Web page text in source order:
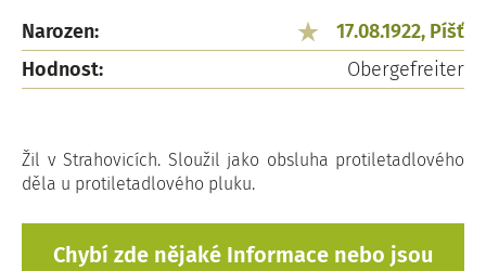
Narozen:
17.08.1922, Píšť
Hodnost:
Obergefreiter
Žil v Strahovicích. Sloužil jako obsluha protiletadlového
děla u protiletadlového pluku.
Chybí zde nějaké Informace nebo jsou